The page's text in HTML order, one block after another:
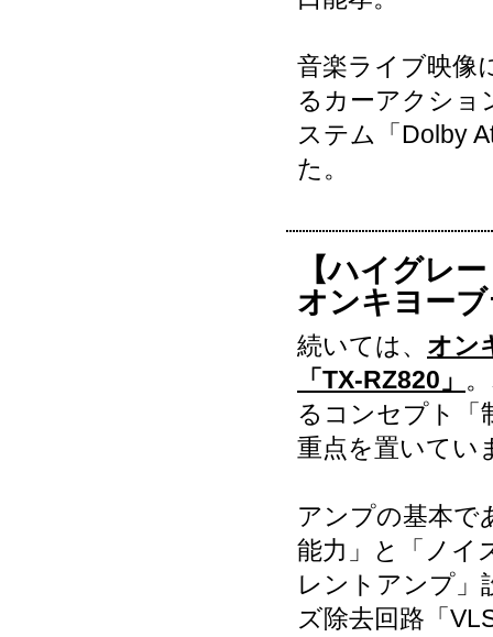
音楽ライブ映像
るカーアクショ
ステム「Dolby
た。
【ハイグレ
オンキヨー
続いては、 オン
「TX-RZ820」
るコンセプト「
重点を置いてい
アンプの基本で
能力」と「ノイ
レントアンプ」
ズ除去回路「